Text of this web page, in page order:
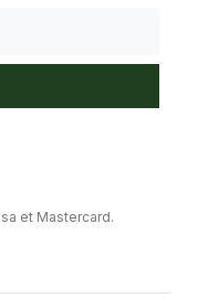
et Mastercard.